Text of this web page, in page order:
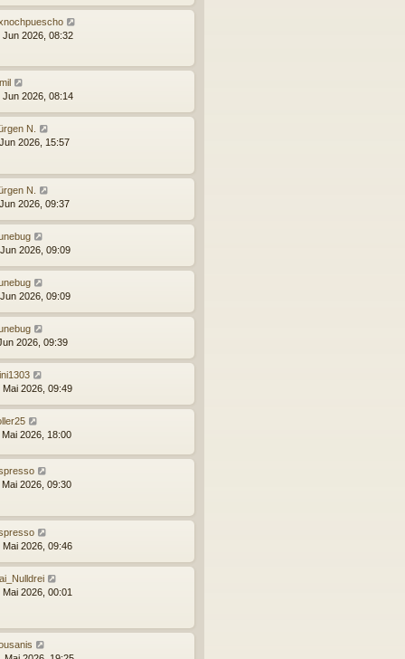
Jun 2026, 08:32
Jun 2026, 08:14
N.
2026, 15:57
N.
2026, 09:37
2026, 09:09
2026, 09:09
2026, 09:39
Mai 2026, 09:49
Mai 2026, 18:00
Mai 2026, 09:30
Mai 2026, 09:46
Mai 2026, 00:01